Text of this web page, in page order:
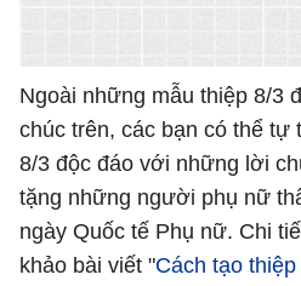
Ngoài những mẫu thiệp 8/3
chúc trên, các bạn có thể tự
8/3 độc đáo với những lời
tặng những người phụ nữ
ngày Quốc tế Phụ nữ. Chi
khảo bài viết "Cách tạo